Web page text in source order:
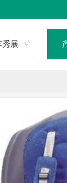
秀展